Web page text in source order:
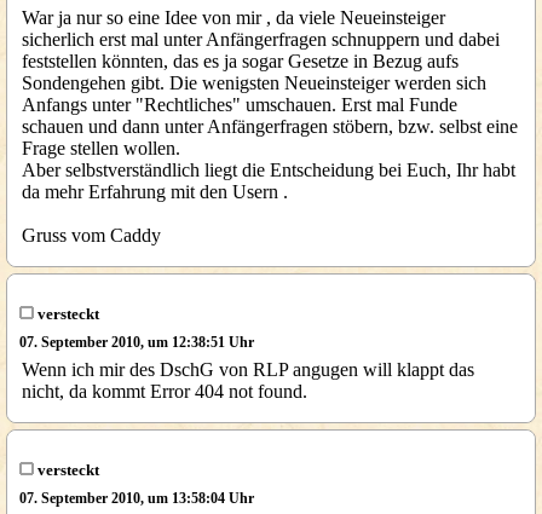
War ja nur so eine Idee von mir , da viele Neueinsteiger
sicherlich erst mal unter Anfängerfragen schnuppern und dabei
feststellen könnten, das es ja sogar Gesetze in Bezug aufs
Sondengehen gibt. Die wenigsten Neueinsteiger werden sich
Anfangs unter "Rechtliches" umschauen. Erst mal Funde
schauen und dann unter Anfängerfragen stöbern, bzw. selbst eine
Frage stellen wollen.
Aber selbstverständlich liegt die Entscheidung bei Euch, Ihr habt
da mehr Erfahrung mit den Usern .
Gruss vom Caddy
versteckt
07. September 2010, um 12:38:51 Uhr
Wenn ich mir des DschG von RLP angugen will klappt das
nicht, da kommt Error 404 not found.
versteckt
07. September 2010, um 13:58:04 Uhr